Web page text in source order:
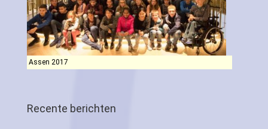
Assen 2017
Recente berichten